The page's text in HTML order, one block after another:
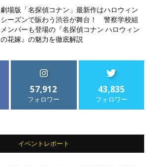
劇場版「名探偵コナン」最新作はハロウィン
シーズンで賑わう渋谷が舞台！ 警察学校組
メンバーも登場の『名探偵コナン ハロウィン
の花嫁』の魅力を徹底解説
57,912
フォロワー
43,835
フォロワー
イベントレポート